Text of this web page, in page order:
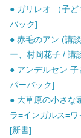
● ガリレオ （子
バック]
● 赤毛のアン (講
ー、村岡花子 / 講
● アンデルセン
パーバック]
● 大草原の小さな
ラ=インガルス=
[新書]